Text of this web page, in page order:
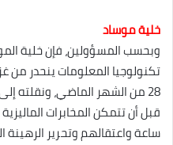
خلية موساد
وبحسب المسؤولين، فإن خلية
تكنولوجيا المعلومات ينحدر
28 من الشهر الماضي،
ساعة واعتقالهم وتحرير الرهينة